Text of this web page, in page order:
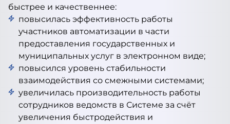
быстрее и качественнее:
повысилась эффективность работы
участников автоматизации в части
предоставления государственных и
муниципальных услуг в электронном виде;
повысился уровень стабильности
взаимодействия со смежными системами;
увеличилась производительность работы
сотрудников ведомств в Системе за счёт
увеличения быстродействия и